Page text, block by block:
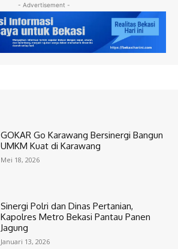
- Advertisement -
GOKAR Go Karawang Bersinergi Bangun
UMKM Kuat di Karawang
Mei 18, 2026
Sinergi Polri dan Dinas Pertanian,
Kapolres Metro Bekasi Pantau Panen
Jagung
Januari 13, 2026